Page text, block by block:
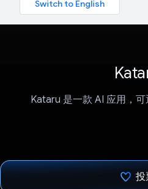
Kataru 是一款 AI 应用，可
投